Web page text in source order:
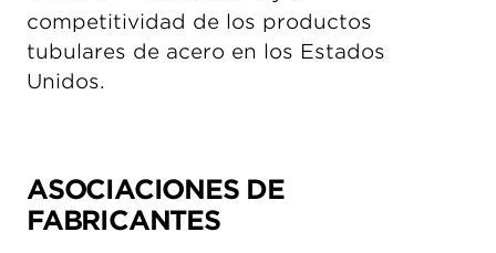
competitividad de los productos
tubulares de acero en los Estados
Unidos.
ASOCIACIONES DE
FABRICANTES